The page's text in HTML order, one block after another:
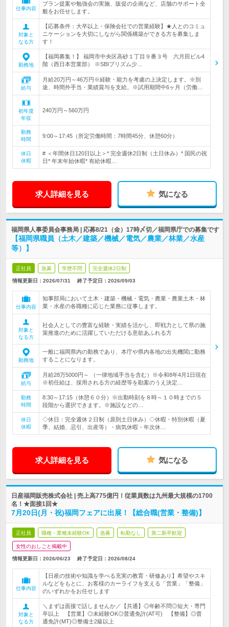
仕事内容
プラン提案や勉強会の実施、販促の企画など、店舗のサポート全
般をお任せします。
対象と
なる方
【応募条件：大卒以上・保険会社での営業経験】★人とのコミュ
ニケーションを大切にしながら関係構築ができる方を募集しま
す！
勤務地
【福岡募集！】 福岡市中央区高砂１丁目９番３号 六月田ビル4
階（西日本営業部） ※SBIプリズム少…
給与
月給20万円～46万円※経験・能力を考慮の上決定します。※別
途、時間外手当・業績賞与を支給。※試用期間中6ヶ月（労働…
初年度
年収
240万円～560万円
勤務
時間
9:00～17:45（所定労働時間：7時間45分、休憩60分）
休日
休暇
# ＜年間休日120日以上＞* 完全週休2日制（土日休み）* 国民の祝
日* 年末年始休暇* 有給休暇…
求人詳細を見る 気になる
福岡県人事委員会事務局 | 応募8/21（金）17時〆切／福岡県庁での募集です
【福岡県職員（土木／建築／機械／電気／農業／林業／水産
等）】
正社員 急募 学歴不問 完全週休2日制
情報更新日：2026/07/31 終了予定日： 2026/09/03
仕事内容
知事部局において土木・建築・機械・電気・農業・農業土木・林
業・水産の各職種に応じた業務に従事します。
対象と
なる方
社会人としての豊富な経験・実績を活かし、即戦力として県の施
策推進のために活躍していただける意欲あふれる方
勤務地
一般に福岡県内の勤務であり、本庁や県内各地の出先機関に勤務
することになります。
給与
月給28万5000円～ （一律地域手当を含む）※令和8年4月1日現在
※初任給は、採用される方の経歴等を勘案のうえ決定…
勤務
時間
8:30～17:15（休憩６０分）※出勤時刻を８時～１０時までの５
段階から選択できます。※施設などの…
休日
休暇
◇休日：完全週休２日制（原則土日休み）◇休暇・特別休暇（夏
季、結婚、忌引、出産等）・病気休暇・年次休…
求人詳細を見る 気になる
日産福岡販売株式会社 | 売上高775億円！従業員数は九州最大規模の1700
名！★面接1回★
7月20日(月・祝)福岡フェアに出展！【総合職(営業・整備)】
正社員 職種・業種未経験OK 急募 転勤なし 第二新卒歓迎
女性のおしごと掲載中
情報更新日：2026/06/23 終了予定日： 2026/08/24
仕事内容
【日産の技術や知識を学べる充実の教育・研修あり】希望やスキ
ルなどをもとに、お客様のカーライフを支える「営業」「整備」
のいずれかをお任せします
対象と
なる方
＼まずは面接で話しませんか／【共通】◎年齢不問◎短大・専門
卒以上 【営業】◎未経験OK◎普通免許(AT可) 【整備】◎普
通免許(MT)◎整備士2級以上